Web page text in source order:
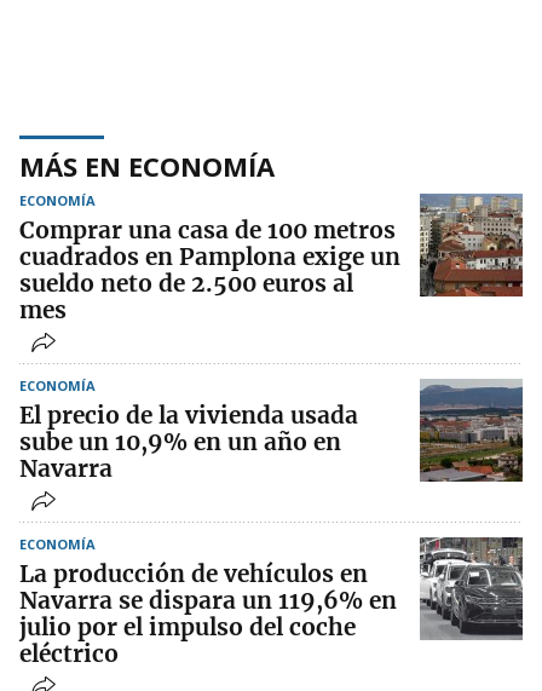
MÁS EN ECONOMÍA
ECONOMÍA
Comprar una casa de 100 metros
cuadrados en Pamplona exige un
sueldo neto de 2.500 euros al
mes
ECONOMÍA
El precio de la vivienda usada
sube un 10,9% en un año en
Navarra
ECONOMÍA
La producción de vehículos en
Navarra se dispara un 119,6% en
julio por el impulso del coche
eléctrico